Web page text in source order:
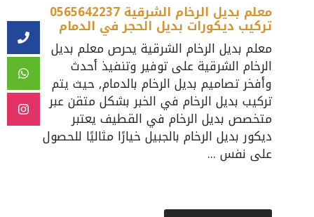
معلم بديل الرخام الشرقية 0565642237
تركيب ديكورات بديل الحجر في الدمام
معلم بديل الرخام الشرقية يحرص معلم بديل
الرخام الشرقية على توفير وتنفيذ أحدث
وأفخر تصاميم بديل الرخام بالدمام, حيث يتم
تركيب بديل الرخام في الخبر بشكل متقن عبر
متخصص بديل الرخام في القطيف يعتبر
ديكور بديل الرخام بالجبيل خيارًا مثاليًا للحصول
على نفس ...